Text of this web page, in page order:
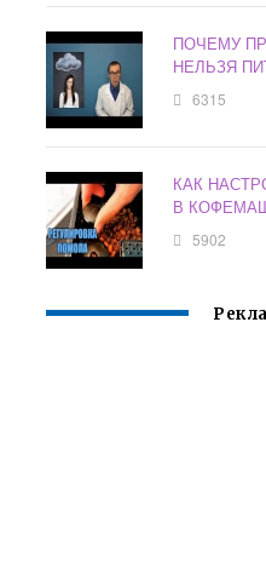
ПОЧЕМУ
НЕЛЬЗЯ
6315
КАК
В
5902